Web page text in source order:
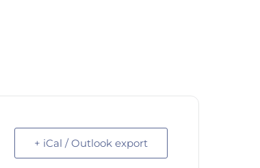
+ iCal / Outlook export